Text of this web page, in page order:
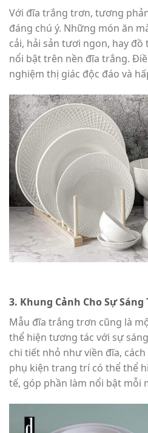
Với đĩa trắng trơn, tương
đáng chú ý. Những món ăn
cải, hải sản tươi ngon, hay
nổi bật trên nền đĩa trắng.
nghiệm thị giác độc đáo và
3. Khung Cảnh Cho Sự Sáng
Mẫu đĩa trắng trơn cũng là
thể hiện tương tác với sự
chi tiết nhỏ như viền đĩa,
phụ kiện trang trí có thể thể
tế, góp phần làm nổi bật mỗi